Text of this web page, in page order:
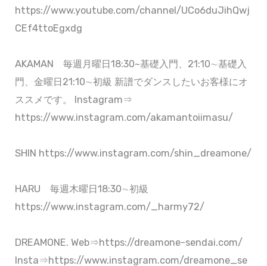
https://www.youtube.com/channel/UCo6duJihQwj
CEf4ttoEgxdg
AKAMAN 毎週月曜日18:30~基礎入門、21:10∼基礎入
門、金曜日21:10∼初級 新譜でダンスしたいお客様にオ
ススメです。 Instagram⇒
https://www.instagram.com/akamantoiimasu/
SHIN https://www.instagram.com/shin_dreamone/
HARU 毎週木曜日18:30∼初級
https://www.instagram.com/_harmy72/
DREAMONE. Web⇒https://dreamone-sendai.com/
Insta⇒https://www.instagram.com/dreamone_se